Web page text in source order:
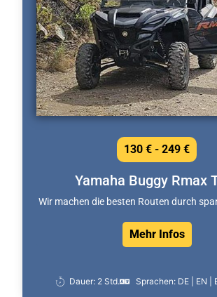
Yamaha Buggy Rmax
Wir machen die besten Routen durch
Mehr Infos
130 € - 249 €
Dauer: 2 Std. Sprachen: DE | EN |